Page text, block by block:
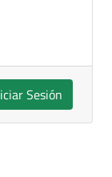
Sesión